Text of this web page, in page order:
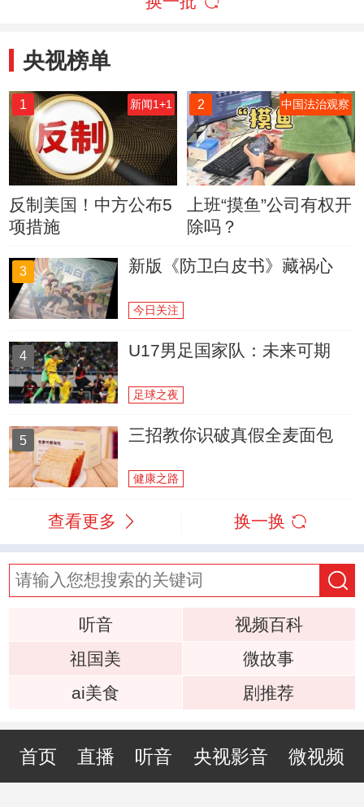
央视榜单
1 新闻1+1
反制美国！中方公布5
项措施
2 中国法治观察
上班“摸鱼”公司有权开
除吗？
3 新版《防卫白皮书》藏祸心
今日关注
4 U17男足国家队：未来可期
足球之夜
5 三招教你识破真假全麦面包
健康之路
查看更多 换一换
听音
视频百科
祖国美
微故事
ai美食
剧推荐
首页 直播 听音 央视影音 微视频